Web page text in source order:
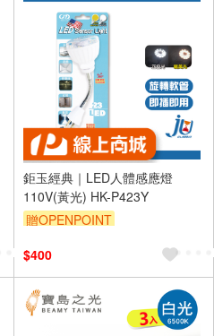
鉅玉經典｜LED人體感應燈
110V(黃光) HK-P423Y
贈OPENPOINT
$400